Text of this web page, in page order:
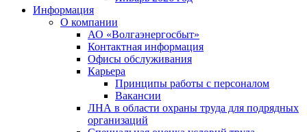
Информация
О компании
АО «Волгаэнергосбыт»
Контактная информация
Офисы обслуживания
Карьера
Принципы работы с персоналом
Вакансии
ЛНА в области охраны труда для подрядных
организаций